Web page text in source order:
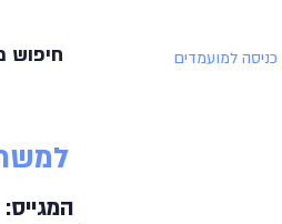
חיפוש כניסה למועמדים
המגייס: